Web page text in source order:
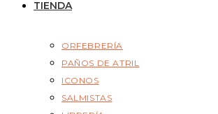
TIENDA
ORFEBRERÍA
PAÑOS DE ATRIL
ICONOS
SALMISTAS